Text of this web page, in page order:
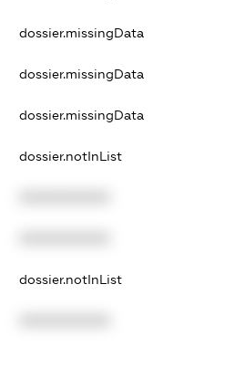
dossier.missingData
dossier.missingData
dossier.missingData
dossier.notInList
dossier.notInList